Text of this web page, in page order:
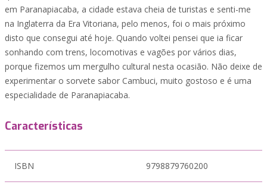
em Paranapiacaba, a cidade estava cheia de turistas e senti-me
na Inglaterra da Era Vitoriana, pelo menos, foi o mais próximo
disto que consegui até hoje. Quando voltei pensei que ia ficar
sonhando com trens, locomotivas e vagões por vários dias,
porque fizemos um mergulho cultural nesta ocasião. Não deixe de
experimentar o sorvete sabor Cambuci, muito gostoso e é uma
especialidade de Paranapiacaba.
Características
ISBN 9798879760200